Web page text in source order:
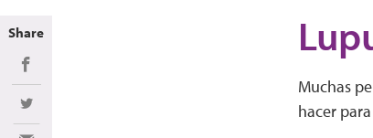
Muchas
hacer
Share
Share on Facebook
Share on Twitter